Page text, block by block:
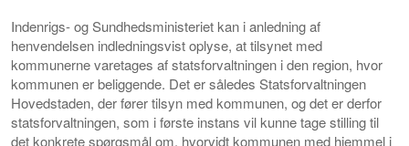
Indenrigs- og Sundhedsministeriet kan i anledning af
henvendelsen indledningsvist oplyse, at tilsynet med
kommunerne varetages af statsforvaltningen i den region, hvor
kommunen er beliggende. Det er således Statsforvaltningen
Hovedstaden, der fører tilsyn med kommunen, og det er derfor
statsforvaltningen, som i første instans vil kunne tage stilling til
det konkrete spørgsmål om, hvorvidt kommunen med hjemmel i